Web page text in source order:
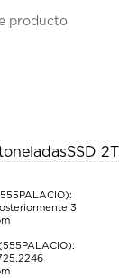
producto
SSD
3